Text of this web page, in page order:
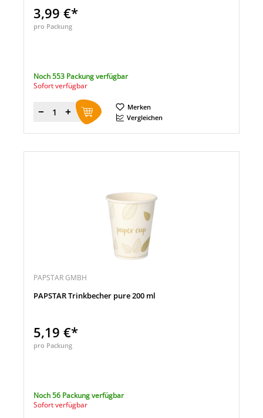
3,99 €*
pro Packung
Noch 553 Packung verfügbar
Sofort verfügbar
Menge
Merken
Vergleichen
PAPSTAR GMBH
PAPSTAR Trinkbecher pure 200 ml
5,19 €*
pro Packung
Noch 56 Packung verfügbar
Sofort verfügbar